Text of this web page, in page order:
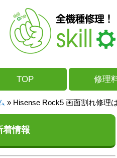
TOP 修理
» Hisense Rock5 画面割れ修理
着情報